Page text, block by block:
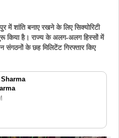
में शांति बनाए रखने के लिए सिक्योरिटी
किया है। राज्य के अलग-अलग हिस्सों में
के छह मिलिटेंट गिरफ्तार किए